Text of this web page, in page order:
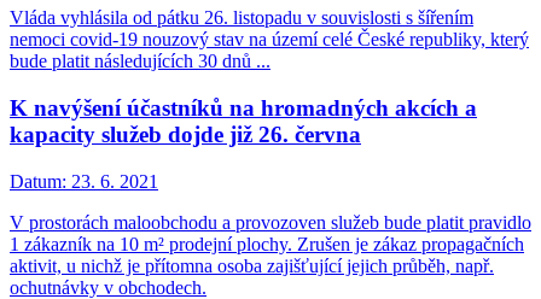
Vláda vyhlásila od pátku 26. listopadu v souvislosti s šířením
nemoci covid-19 nouzový stav na území celé České republiky, který
bude platit následujících 30 dnů ...
K navýšení účastníků na hromadných akcích a
kapacity služeb dojde již 26. června
Datum: 23. 6. 2021
V prostorách maloobchodu a provozoven služeb bude platit pravidlo
1 zákazník na 10 m² prodejní plochy. Zrušen je zákaz propagačních
aktivit, u nichž je přítomna osoba zajišťující jejich průběh, např.
ochutnávky v obchodech.